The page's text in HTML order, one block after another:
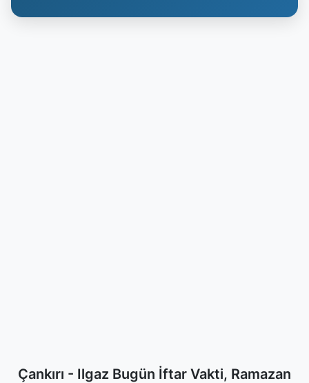
Çankırı - Ilgaz Bugün İftar Vakti, Ramazan